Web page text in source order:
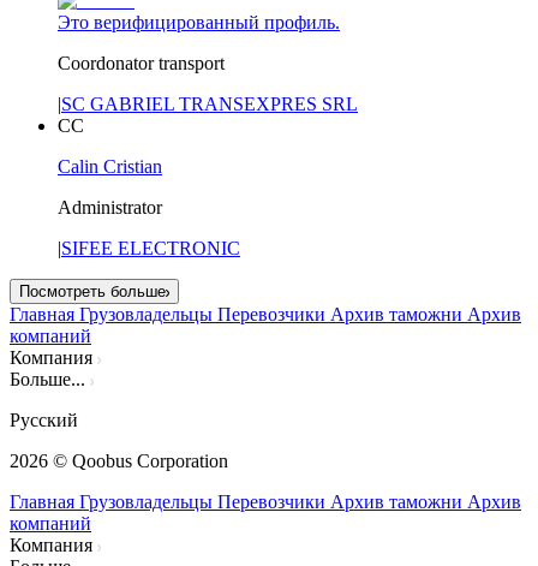
Это верифицированный профиль.
Coordonator transport
|SC GABRIEL TRANSEXPRES SRL
CC
Calin Cristian
Administrator
|SIFEE ELECTRONIC
Посмотреть больше
Главная Грузовладельцы Перевозчики Архив таможни Архив
компаний
Компания
Больше...
Русский
2026 © Qoobus Corporation
Главная Грузовладельцы Перевозчики Архив таможни Архив
компаний
Компания